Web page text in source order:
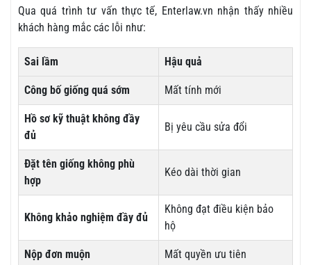
Qua quá trình tư vấn thực tế, Enterlaw.vn nhận thấy nhiều
khách hàng mắc các lỗi như:
Sai lầm Hậu quả
Công bố giống quá sớm Mất tính mới
Hồ sơ kỹ thuật không đầy
đủ
Bị yêu cầu sửa đổi
Đặt tên giống không phù
hợp
Kéo dài thời gian
Không khảo nghiệm đầy đủ
Không đạt điều kiện bảo
hộ
Nộp đơn muộn
Mất quyền ưu tiên